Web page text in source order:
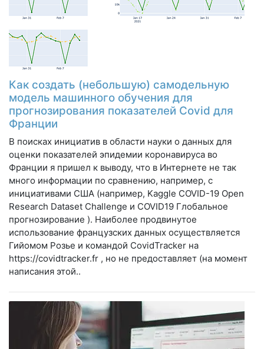
Как создать (небольшую) самодельную
модель машинного обучения для
прогнозирования показателей Covid для
Франции
В поисках инициатив в области науки о данных для
оценки показателей эпидемии коронавируса во
Франции я пришел к выводу, что в Интернете не так
много информации по сравнению, например, с
инициативами США (например, Kaggle COVID-19 Open
Research Dataset Challenge и COVID19 Глобальное
прогнозирование ). Наиболее продвинутое
использование французских данных осуществляется
Гийомом Розье и командой CovidTracker на
https://covidtracker.fr , но не предоставляет (на момент
написания этой..